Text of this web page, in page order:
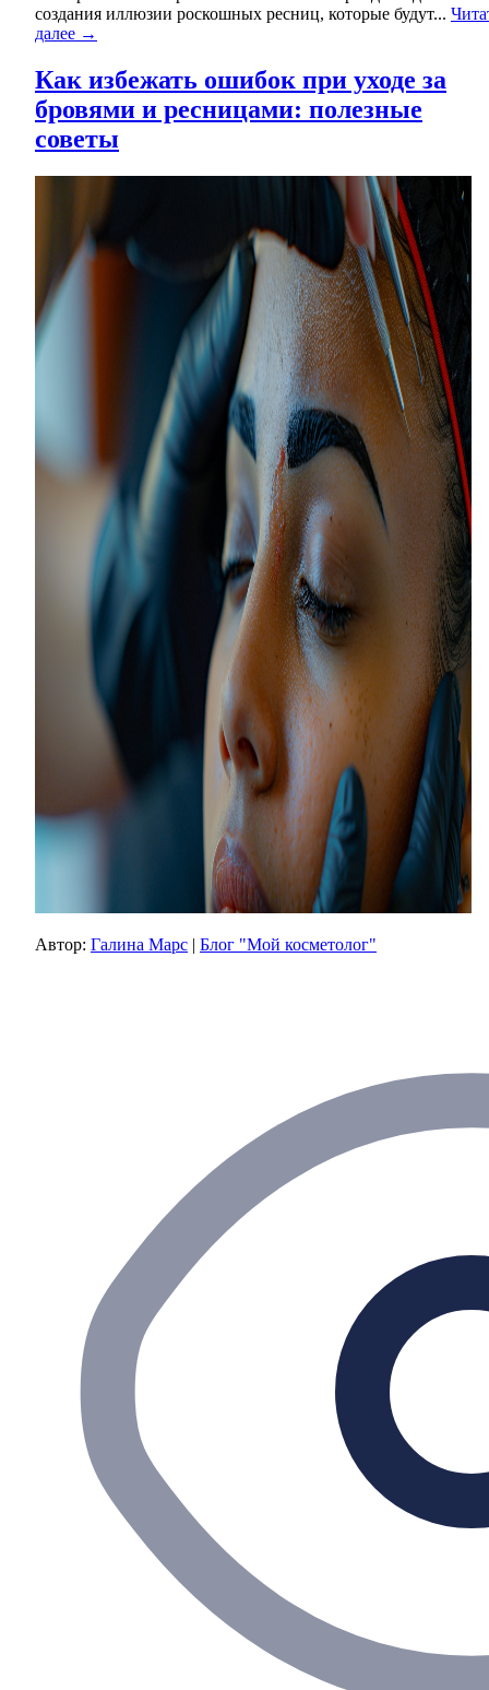
создания иллюзии роскошных ресниц, которые будут...
далее →
Как избежать ошибок при уходе за
бровями и ресницами: полезные
советы
Автор: Галина Марс | Блог "Мой косметолог"